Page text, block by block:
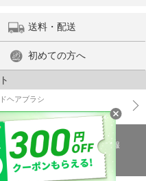
送料・配送
初めての方へ
ヘアブラシ
リシー
医薬品販売許可証の情報
PC版で表示